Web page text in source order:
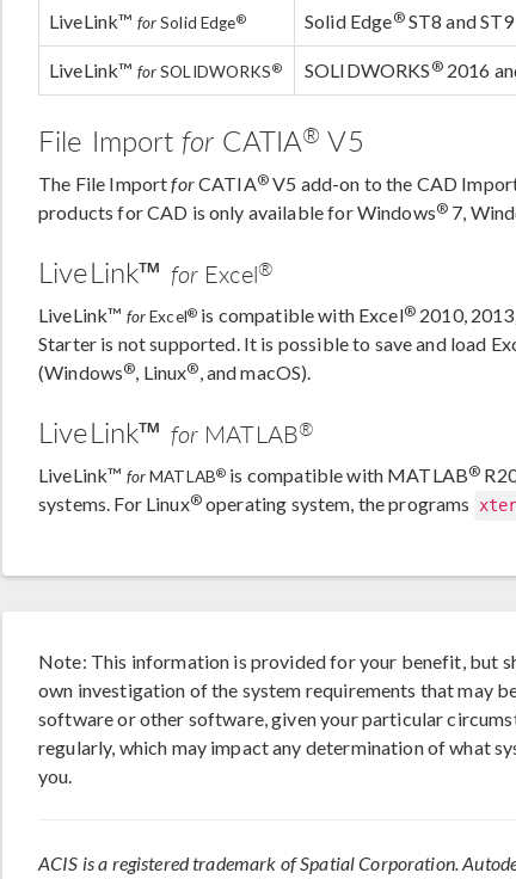
LiveLink™ forSolid Edge® Solid Edge®ST8 and ST9
LiveLink™ forSOLIDWORKS® SOLIDWORKS ®2016
File Import for CATIA® V5
The File ImportforCATIA®V5 add-on to the CAD
products for CAD is only available for Windows® 7,
LiveLink™ forExcel®
LiveLink™ forExcel® is compatible with Excel®2010,
Starter is not supported. It is possible to save and load
(Windows®, Linux®, and macOS).
LiveLink™ forMATLAB®
LiveLink™ forMATLAB® is compatible with MATLAB®
systems. For Linux®operating system, the programs
Note: This information is provided for your benefit, but
own investigation of the system requirements that may
software or other software, given your particular
regularly, which may impact any determination of what
you.
ACIS is a registered trademark of Spatial Corporation.